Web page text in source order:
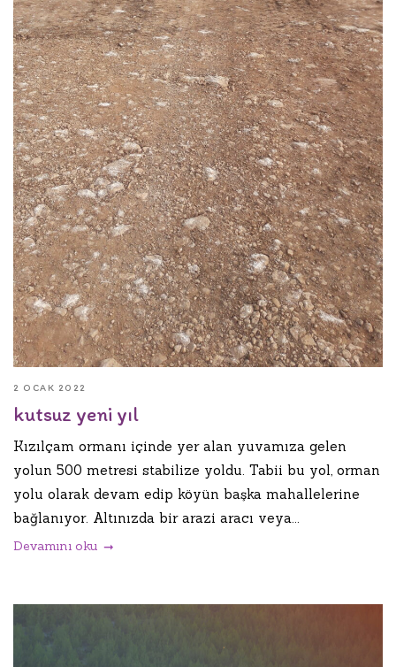
2 OCAK 2022
kutsuz yeni yıl
Kızılçam ormanı içinde yer alan yuvamıza gelen
yolun 500 metresi stabilize yoldu. Tabii bu yol, orman
yolu olarak devam edip köyün başka mahallelerine
bağlanıyor. Altınızda bir arazi aracı veya...
Devamını oku